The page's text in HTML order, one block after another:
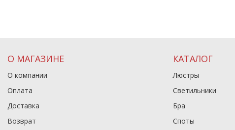
О МАГАЗИНЕ
О компании
Оплата
Доставка
Возврат
КАТАЛОГ
Люстры
Светильники
Бра
Споты